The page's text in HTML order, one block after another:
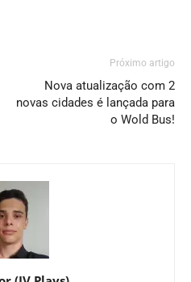
Próximo artigo
Nova atualização com 2
novas cidades é lançada para
o Wold Bus!